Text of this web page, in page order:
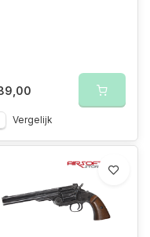
Vergelijk